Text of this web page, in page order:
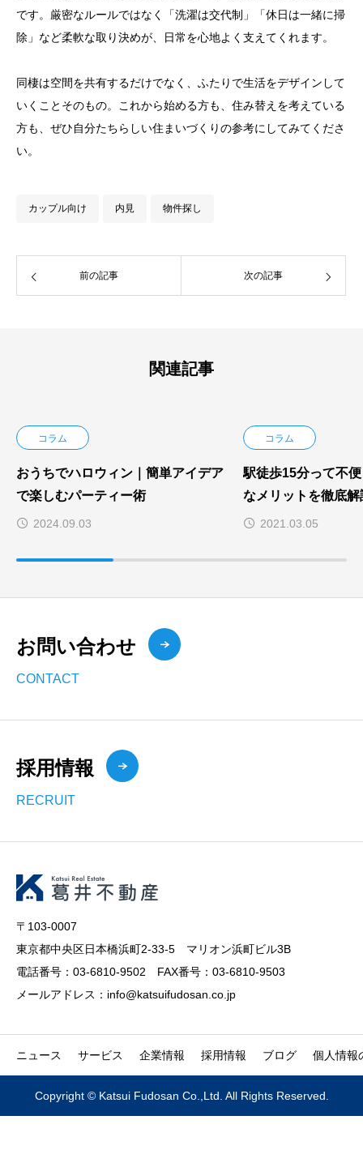
です。厳密なルールではなく「洗濯は交代制」「休日は一緒に掃
除」など柔軟な取り決めが、日常を心地よく支えてくれます。
同棲は空間を共有するだけでなく、ふたりで生活をデザインして
いくことそのもの。これから始める方も、住み替えを考えている
方も、ぜひ自分たちらしい住まいづくりの参考にしてみてくださ
い。
カップル向け 内見 物件探し
前の記事 次の記事
関連記事
コラム
おうちでハロウィン｜簡単アイデア
で楽しむパーティー術
2024.09.03
コラム
駅徒歩15分って不
なメリットを徹底解
2021.03.05
お問い合わせ
CONTACT
採用情報
RECRUIT
〒103-0007
東京都中央区日本橋浜町2-33-5 マリオン浜町ビル3B
電話番号：03-6810-9502 FAX番号：03-6810-9503
メールアドレス：info@katsuifudosan.co.jp
ニュース サービス 企業情報 採用情報 ブログ 個人情報
Copyright © Katsui Fudosan Co.,Ltd. All Rights Reserved.